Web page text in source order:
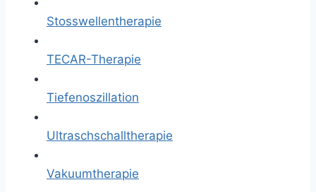
Stosswellentherapie
TECAR-Therapie
Tiefenoszillation
Ultraschschalltherapie
Vakuumtherapie